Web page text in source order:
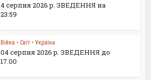
4 серпня 2026 р. ЗВЕДЕННЯ на
23:59
Війна • Світ • Україна
04 серпня 2026 р. ЗВЕДЕННЯ до
17.00